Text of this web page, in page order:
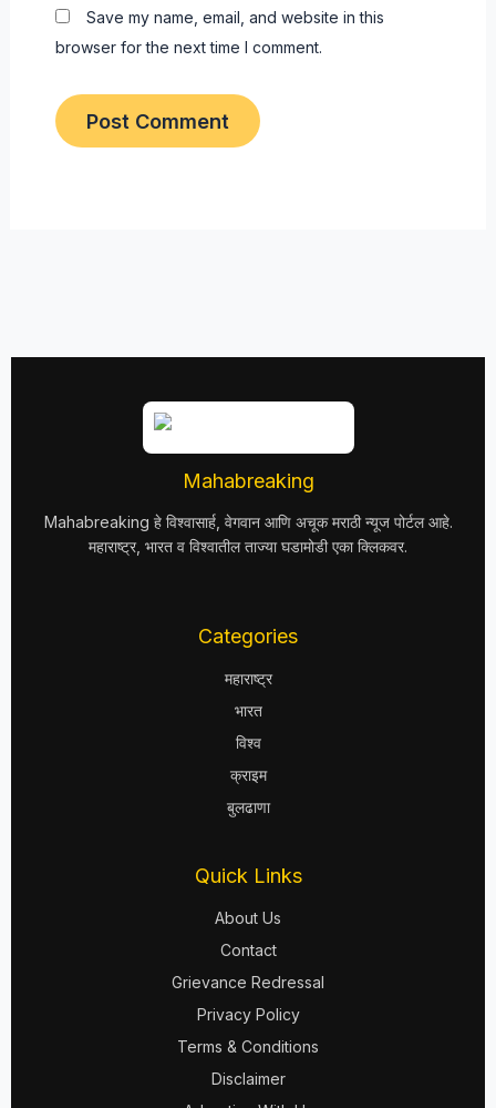
Save my name, email, and website in this
browser for the next time I comment.
Mahabreaking
Mahabreaking हे विश्वासार्ह, वेगवान आणि अचूक मराठी न्यूज पोर्टल आहे.
महाराष्ट्र, भारत व विश्वातील ताज्या घडामोडी एका क्लिकवर.
Categories
महाराष्ट्र
भारत
विश्व
क्राइम
बुलढाणा
Quick Links
About Us
Contact
Grievance Redressal
Privacy Policy
Terms & Conditions
Disclaimer